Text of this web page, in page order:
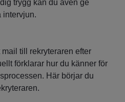
trygg kan du även ge
intervjun.
till rekryteraren efter
förklarar hur du känner för
Här börjar du